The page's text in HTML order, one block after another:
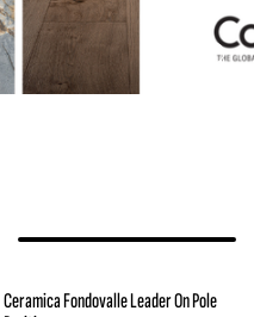
Ceramica Fondovalle Leader On Pole